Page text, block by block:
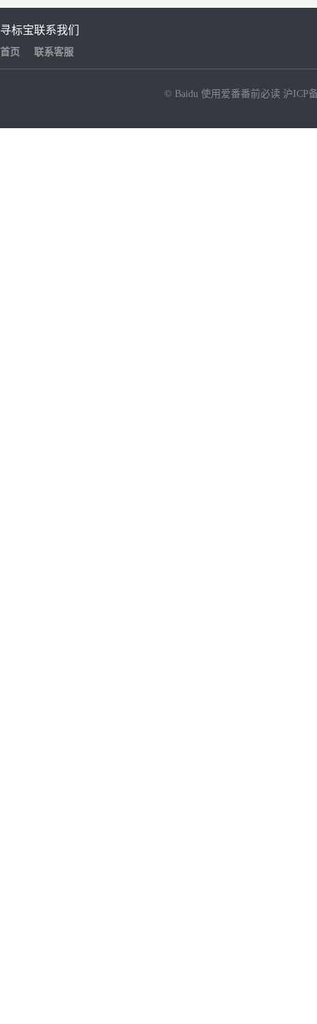
寻标宝
首页
联系我们
联系客服
© Baidu 使用爱番番前必读 沪ICP